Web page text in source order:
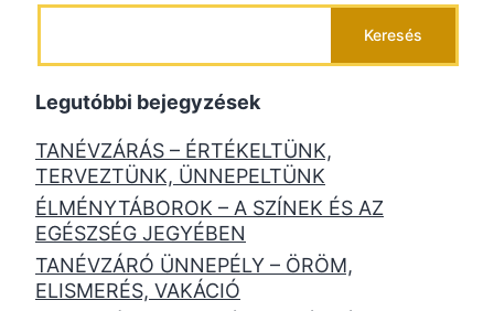
Keresés
Legutóbbi bejegyzések
TANÉVZÁRÁS – ÉRTÉKELTÜNK,
TERVEZTÜNK, ÜNNEPELTÜNK
ÉLMÉNYTÁBOROK – A SZÍNEK ÉS AZ
EGÉSZSÉG JEGYÉBEN
TANÉVZÁRÓ ÜNNEPÉLY – ÖRÖM,
ELISMERÉS, VAKÁCIÓ